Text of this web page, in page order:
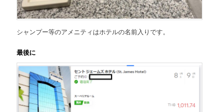
シャンプー等のアメニティはホテルの名前入りです。
最後に